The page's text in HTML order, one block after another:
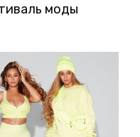
моды